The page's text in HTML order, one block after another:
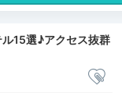
15選♪アクセス抜群